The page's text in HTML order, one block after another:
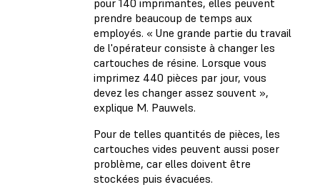
pour 140 imprimantes, elles peuvent
prendre beaucoup de temps aux
employés. « Une grande partie du travail
de l'opérateur consiste à changer les
cartouches de résine. Lorsque vous
imprimez 440 pièces par jour, vous
devez les changer assez souvent »,
explique M. Pauwels.
Pour de telles quantités de pièces, les
cartouches vides peuvent aussi poser
problème, car elles doivent être
stockées puis évacuées.